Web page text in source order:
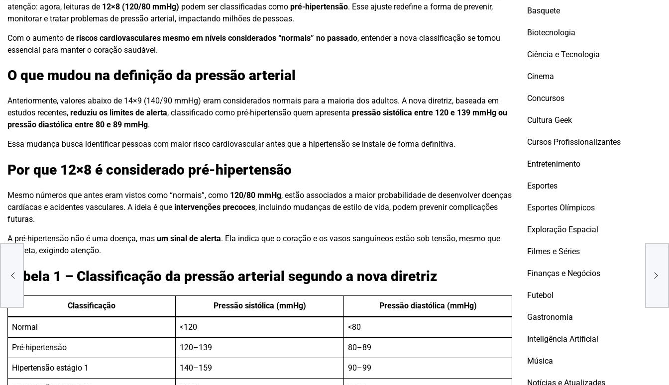
atenção: agora, leituras de 12×8 (120/80 mmHg) podem ser classificadas como pré-hipertensão. Esse ajuste redefine a forma de prevenir,
monitorar e tratar problemas de pressão arterial, impactando milhões de pessoas.
Com o aumento de riscos cardiovasculares mesmo em níveis considerados “normais” no passado, entender a nova classificação se tornou
essencial para manter o coração saudável.
O que mudou na definição da pressão arterial
Anteriormente, valores abaixo de 14×9 (140/90 mmHg) eram considerados normais para a maioria dos adultos. A nova diretriz, baseada em
estudos recentes, reduziu os limites de alerta, classificado como pré-hipertensão quem apresenta pressão sistólica entre 120 e 139 mmHg ou
pressão diastólica entre 80 e 89 mmHg.
Essa mudança busca identificar pessoas com maior risco cardiovascular antes que a hipertensão se instale de forma definitiva.
Por que 12×8 é considerado pré-hipertensão
Mesmo números que antes eram vistos como “normais”, como 120/80 mmHg, estão associados a maior probabilidade de desenvolver doenças
cardíacas e acidentes vasculares. A ideia é que intervenções precoces, incluindo mudanças de estilo de vida, podem prevenir complicações
futuras.
A pré-hipertensão não é uma doença, mas um sinal de alerta. Ela indica que o coração e os vasos sanguíneos estão sob tensão, mesmo que
discreta, exigindo atenção.
Tabela 1 – Classificação da pressão arterial segundo a nova diretriz
Classificação Pressão sistólica (mmHg) Pressão diastólica (mmHg)
Normal <120 <80
Pré-hipertensão 120–139 80–89
Hipertensão estágio 1 140–159 90–99
Basquete
Biotecnologia
Ciência e Tecnologia
Cinema
Concursos
Cultura Geek
Cursos Profissionalizantes
Entretenimento
Esportes
Esportes Olímpicos
Exploração Espacial
Filmes e Séries
Finanças e Negócios
Futebol
Gastronomia
Inteligência Artificial
Música
Notícias e Atualizades